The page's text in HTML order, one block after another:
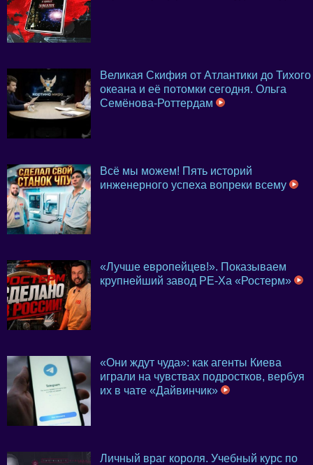
Великая Скифия от Атлантики до Тихого
океана и её потомки сегодня. Ольга
Семёнова-Роттердам
Всё мы можем! Пять историй
инженерного успеха вопреки всему
«Лучше европейцев!». Показываем
крупнейший завод PE-Xa «Ростерм»
«Они ждут чуда»: как агенты Киева
играли на чувствах подростков, вербуя
их в чате «Дайвинчик»
Личный враг короля. Учебный курс по